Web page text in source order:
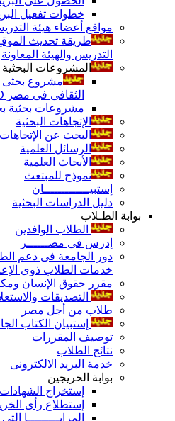
خطوات تفعيل
مواقع أعضاء هيئة
طريقة تحديث
التدريس والهيئة المعاونة
المشروعات البحثية
مشروع بحثى
الثقافى فى مصر REHEED
مشروعات بحثية
الإتجاهات البحثية
البحث عن الإتجاهات
الرسائل العلمية
الأبحاث العلمية
نموذج للمبتعث
إستبيـــــــــــــان
دليل الدراسات البحثية
بوابة الطـلاب
الطلاب الوافدين
إدرس فى مصــــــر
دور الجامعة فى دعم
خدمات الطلاب ذوى
مقرر حقوق الإنسان
التصديقات
طلاب من أجل مصر
إستبيان الكتاب
توصيف المقررات
نتائج الطلاب
خدمة البريد الالكترونى
بوابة الخريجين
إستخراج الشهادات
إستطلاع رأى
المزايـــــــــا